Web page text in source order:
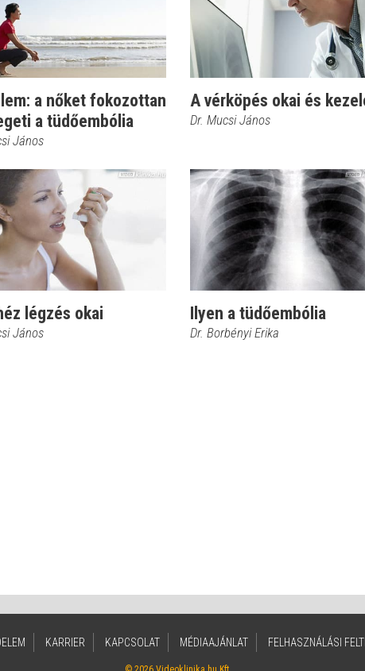
a nőket fokozottan
a tüdőembólia
János
A vérköpés okai és
Dr. Mucsi János
légzés okai
János
Ilyen a tüdőembólia
Dr. Borbényi Erika
KARRIER KAPCSOLAT MÉDIAAJÁNLAT FELHASZNÁLÁSI